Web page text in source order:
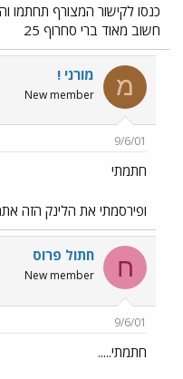
כנסו לקישור המצורף תחתמו
חשוב מאוד ברי סחרוף 25
מ מורני !
New member
9/6/01
חתמתי
ופירסמתי את הלינק הזה
ח חתול פרוס
New member
9/6/01
חתמתי.....